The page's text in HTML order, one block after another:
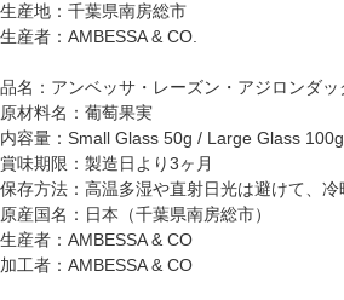
生産地：千葉県南房総市
生産者：AMBESSA & CO.
品名：アンベッサ・レーズン・アジロンダッ
原材料名：葡萄果実
内容量：Small Glass 50g / Large Glass 100g
賞味期限：製造日より3ヶ月
保存方法：高温多湿や直射日光は避けて、冷
原産国名：日本（千葉県南房総市）
生産者：AMBESSA & CO
加工者：AMBESSA & CO